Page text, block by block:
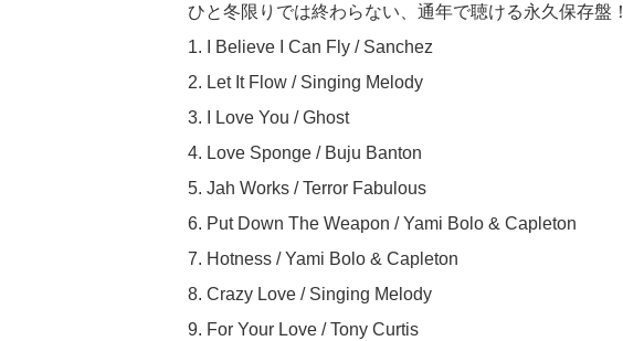
ひと冬限りでは終わらない、通年で聴ける永久保存盤！
1. I Believe I Can Fly / Sanchez
2. Let It Flow / Singing Melody
3. I Love You / Ghost
4. Love Sponge / Buju Banton
5. Jah Works / Terror Fabulous
6. Put Down The Weapon / Yami Bolo & Capleton
7. Hotness / Yami Bolo & Capleton
8. Crazy Love / Singing Melody
9. For Your Love / Tony Curtis